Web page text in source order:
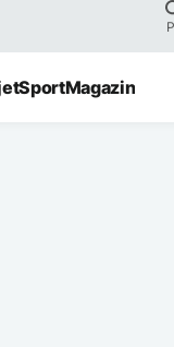
SportMagazin